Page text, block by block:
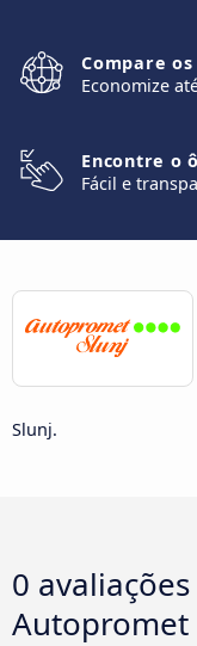
Compare
Economize
Encontre o
Fácil e
Slunj.
0
Autopromet